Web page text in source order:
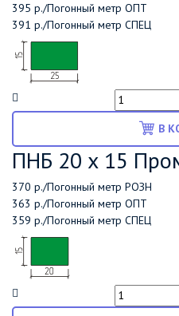
395 р./Погонный метр ОПТ
391 р./Погонный метр СПЕЦ
В
ПНБ 20 х 15
370 р./Погонный метр РОЗН
363 р./Погонный метр ОПТ
359 р./Погонный метр СПЕЦ